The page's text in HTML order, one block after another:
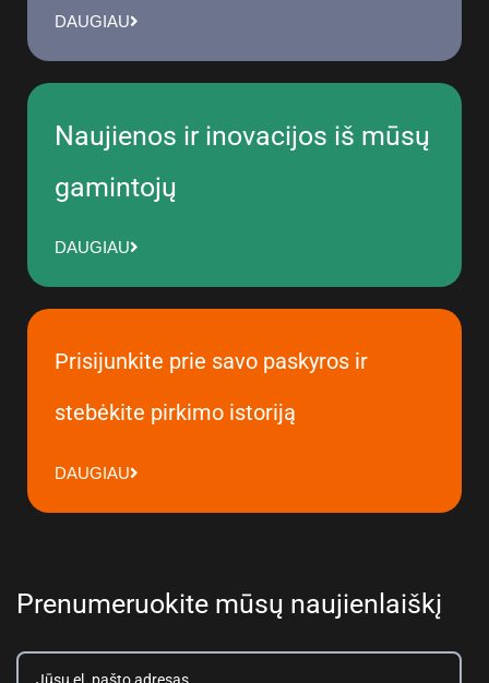
DAUGIAU
Naujienos ir inovacijos iš mūsų
gamintojų
DAUGIAU
Prisijunkite prie savo paskyros ir
stebėkite pirkimo istoriją
DAUGIAU
Prenumeruokite mūsų naujienlaiškį